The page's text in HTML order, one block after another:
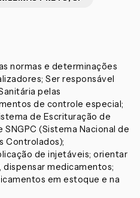
normas e determinações
Ser responsável
pelas
de controle especial;
de Escrituração de
(Sistema Nacional de
Controlados);
de injetáveis; orientar
medicamentos;
em estoque e na